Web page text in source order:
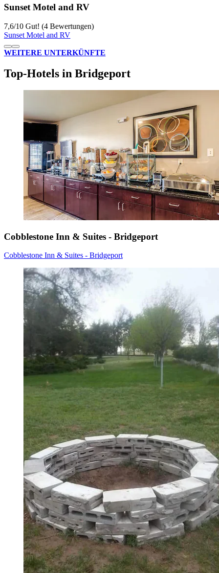
Sunset Motel and RV
7,6/10 Gut! (4 Bewertungen)
Sunset Motel and RV
WEITERE UNTERKÜNFTE
Top-Hotels in Bridgeport
Cobblestone Inn & Suites - Bridgeport
Cobblestone Inn & Suites - Bridgeport